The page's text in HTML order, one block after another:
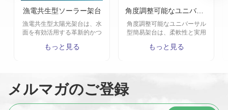
漁電共生型ソーラー架台
漁電共生型太陽光架台は、水
面を有効活用する革新的かつ
す。養殖池・湖・貯水池など
と「養殖」を両立させます。
もっと見る
角度調整可能なユニバーサル型簡易架台
角度調整可能なユニバーサル
型簡易架台は、柔軟性と実用
の簡易太陽光架台ソリューシ
もっと見る
メルマガのご登録